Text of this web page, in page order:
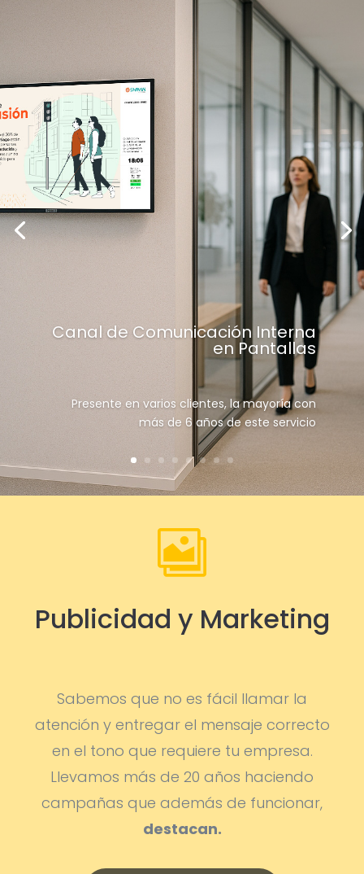
Canal de Comunicación Interna
en Pantallas
Presente en varios clientes, la mayoría con
más de 6 años de este servicio

Publicidad y Marketing
Sabemos que no es fácil llamar la
atención y entregar el mensaje correcto
en el tono que requiere tu empresa.
Llevamos más de 20 años haciendo
campañas que además de funcionar,
destacan.